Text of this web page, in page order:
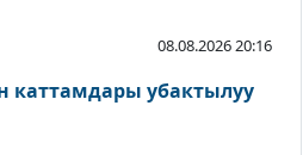
08.08.2026 20:16
каттамдары убактылуу